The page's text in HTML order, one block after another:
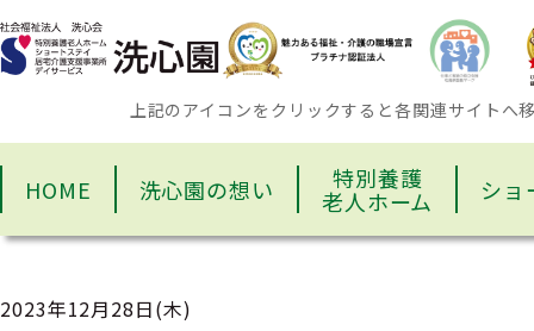
上記のアイコンをクリックすると各関連サイトへ
HOME 洗心園の想い 特別養護
老人ホーム ショ
2023年12月28日(木)